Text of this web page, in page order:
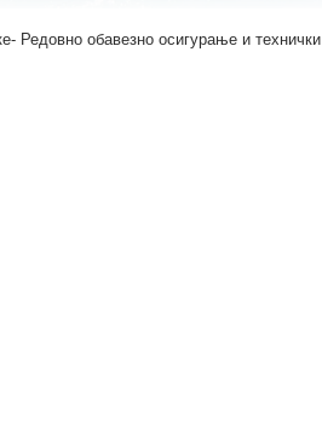
Редовно обавезно осигурање и технички